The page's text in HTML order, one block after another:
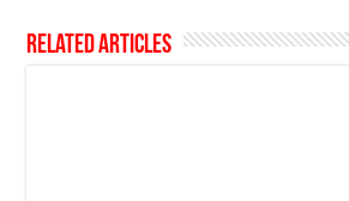
Related Articles